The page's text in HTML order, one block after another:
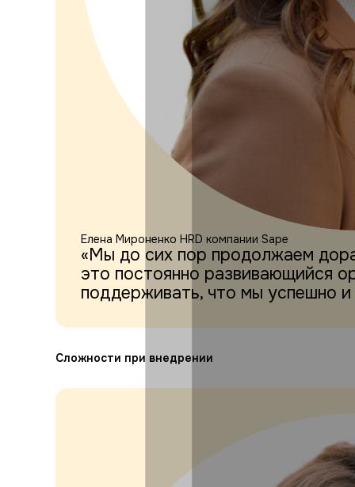
Елена Мироненко HRD компании Sape
«Мы до сих пор продолжаем
это постоянно развивающийся
поддерживать, что мы успешно и
Сложности при внедрении